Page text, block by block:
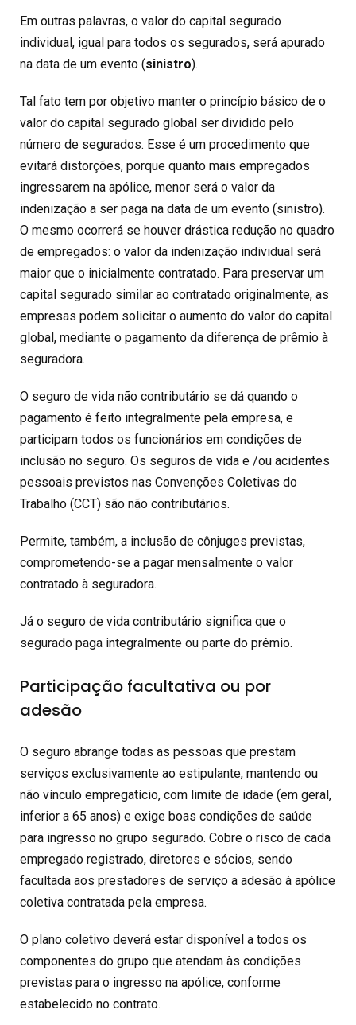
Em outras palavras, o valor do capital segurado
individual, igual para todos os segurados, será apurado
na data de um evento (sinistro).
Tal fato tem por objetivo manter o princípio básico de o
valor do capital segurado global ser dividido pelo
número de segurados. Esse é um procedimento que
evitará distorções, porque quanto mais empregados
ingressarem na apólice, menor será o valor da
indenização a ser paga na data de um evento (sinistro).
O mesmo ocorrerá se houver drástica redução no quadro
de empregados: o valor da indenização individual será
maior que o inicialmente contratado. Para preservar um
capital segurado similar ao contratado originalmente, as
empresas podem solicitar o aumento do valor do capital
global, mediante o pagamento da diferença de prêmio à
seguradora.
O seguro de vida não contributário se dá quando o
pagamento é feito integralmente pela empresa, e
participam todos os funcionários em condições de
inclusão no seguro. Os seguros de vida e /ou acidentes
pessoais previstos nas Convenções Coletivas do
Trabalho (CCT) são não contributários.
Permite, também, a inclusão de cônjuges previstas,
comprometendo-se a pagar mensalmente o valor
contratado à seguradora.
Já o seguro de vida contributário significa que o
segurado paga integralmente ou parte do prêmio.
Participação facultativa ou por
adesão
O seguro abrange todas as pessoas que prestam
serviços exclusivamente ao estipulante, mantendo ou
não vínculo empregatício, com limite de idade (em geral,
inferior a 65 anos) e exige boas condições de saúde
para ingresso no grupo segurado. Cobre o risco de cada
empregado registrado, diretores e sócios, sendo
facultada aos prestadores de serviço a adesão à apólice
coletiva contratada pela empresa.
O plano coletivo deverá estar disponível a todos os
componentes do grupo que atendam às condições
previstas para o ingresso na apólice, conforme
estabelecido no contrato.